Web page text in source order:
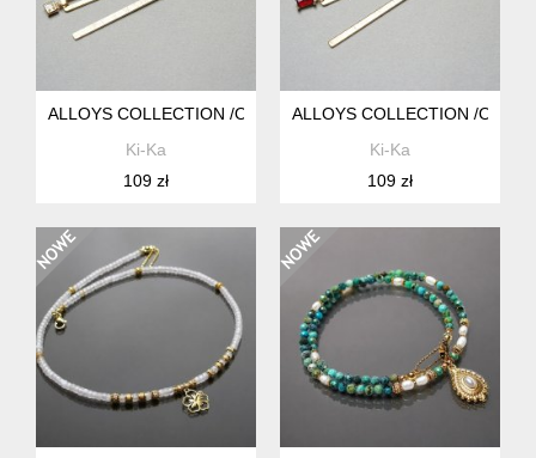
ALLOYS COLLECTION /ODD/ - GEOMETRIC VOL. 12 -
Ki-Ka
109 zł
ALLOYS COLLECTION /ODD/
Ki-Ka
109 zł